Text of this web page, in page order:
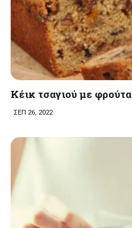
Κέικ τσαγιού με φρούτα
ΣΕΠ 26, 2022